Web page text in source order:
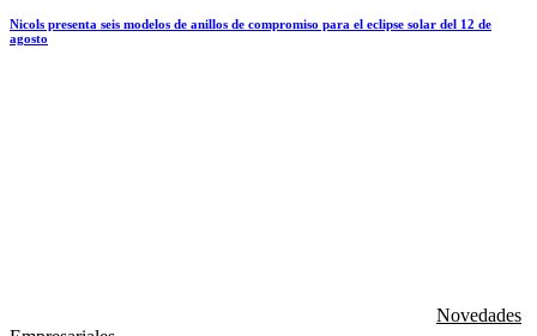
Nicols presenta seis modelos de anillos de compromiso para el eclipse solar del 12 de
agosto
Novedades